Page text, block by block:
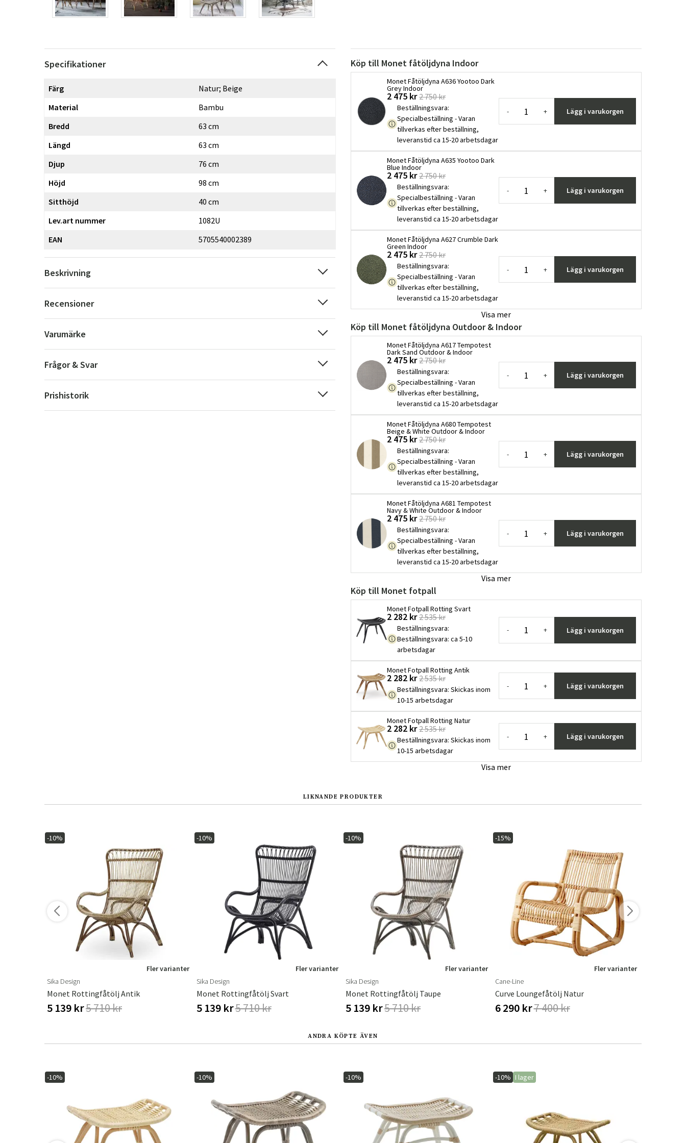
Danmark
Suomi
Specifikationer
Färg
Natur; Beige
Material
Bambu
Bredd
63 cm
Längd
63 cm
Djup
76 cm
Höjd
98 cm
Sitthöjd
40 cm
Lev.art nummer
1082U
EAN
5705540002389
Beskrivning
Recensioner
Varumärke
Frågor & Svar
Prishistorik
Köp till Monet fåtöljdyna Indoor
Monet Fåtöljdyna A636 Yootoo Dark
Grey Indoor
2 475 kr 2 750 kr
Beställningsvara:
Specialbeställning - Varan
tillverkas efter beställning,
leveranstid ca 15-20 arbetsdagar
- + Lägg i varukorgen
Monet Fåtöljdyna A635 Yootoo Dark
Blue Indoor
2 475 kr 2 750 kr
Beställningsvara:
Specialbeställning - Varan
tillverkas efter beställning,
leveranstid ca 15-20 arbetsdagar
- + Lägg i varukorgen
Monet Fåtöljdyna A627 Crumble Dark
Green Indoor
2 475 kr 2 750 kr
Beställningsvara:
Specialbeställning - Varan
tillverkas efter beställning,
leveranstid ca 15-20 arbetsdagar
- + Lägg i varukorgen
Visa mer
Köp till Monet fåtöljdyna Outdoor & Indoor
Monet Fåtöljdyna A617 Tempotest
Dark Sand Outdoor & Indoor
2 475 kr 2 750 kr
Beställningsvara:
Specialbeställning - Varan
tillverkas efter beställning,
leveranstid ca 15-20 arbetsdagar
- + Lägg i varukorgen
Monet Fåtöljdyna A680 Tempotest
Beige & White Outdoor & Indoor
2 475 kr 2 750 kr
Beställningsvara:
Specialbeställning - Varan
tillverkas efter beställning,
leveranstid ca 15-20 arbetsdagar
- + Lägg i varukorgen
Monet Fåtöljdyna A681 Tempotest
Navy & White Outdoor & Indoor
2 475 kr 2 750 kr
Beställningsvara:
Specialbeställning - Varan
tillverkas efter beställning,
leveranstid ca 15-20 arbetsdagar
- + Lägg i varukorgen
Visa mer
Köp till Monet fotpall
Monet Fotpall Rotting Svart
2 282 kr 2 535 kr
Beställningsvara:
Beställningsvara: ca 5-10
arbetsdagar
- + Lägg i varukorgen
Monet Fotpall Rotting Antik
2 282 kr 2 535 kr
Beställningsvara: Skickas inom
10-15 arbetsdagar
- + Lägg i varukorgen
Monet Fotpall Rotting Natur
2 282 kr 2 535 kr
Beställningsvara: Skickas inom
10-15 arbetsdagar
- + Lägg i varukorgen
Visa mer
LIKNANDE PRODUKTER
-10%
Fler varianter
Sika Design
Monet Rottingfåtölj Antik
5 139 kr5 710 kr
-10%
Fler varianter
Sika Design
Monet Rottingfåtölj Svart
5 139 kr5 710 kr
-10%
Fler varianter
Sika Design
Monet Rottingfåtölj Taupe
5 139 kr5 710 kr
-15%
Fler varianter
Cane-Line
Curve Loungefåtölj Natur
6 290 kr7 400 kr
ANDRA KÖPTE ÄVEN
-10% -10% -10% -10% I lager